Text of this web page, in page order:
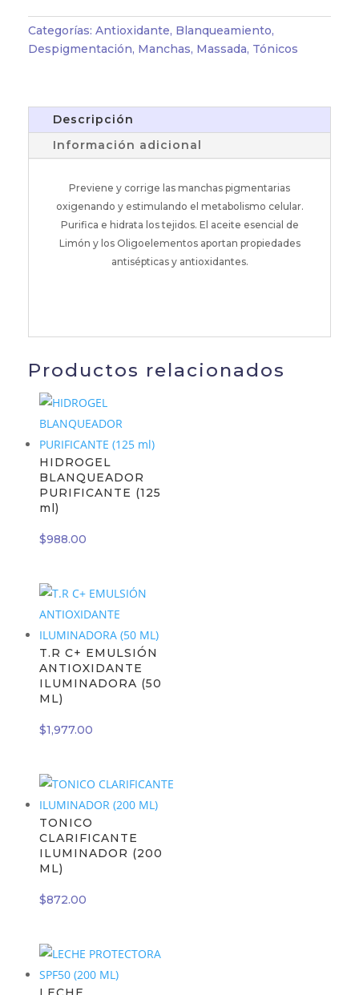
cantidad
Categorías: Antioxidante, Blanqueamiento,
Despigmentación, Manchas, Massada, Tónicos
Descripción
Información adicional
Previene y corrige las manchas pigmentarias
oxigenando y estimulando el metabolismo celular.
Purifica e hidrata los tejidos. El aceite esencial de
Limón y los Oligoelementos aportan propiedades
antisépticas y antioxidantes.
Productos relacionados
HIDROGEL
BLANQUEADOR
PURIFICANTE (125
ml)
$988.00
T.R C+ EMULSIÓN
ANTIOXIDANTE
ILUMINADORA (50
ML)
$1,977.00
TONICO
CLARIFICANTE
ILUMINADOR (200
ML)
$872.00